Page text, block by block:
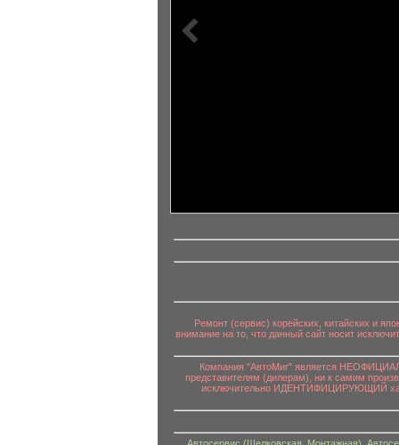
информационный контент
Ремонт (сервис) корейских, китайских и
внимание на то, что данный сайт носит
Компания "АвтоМиг" является
представителям (дилерам), ни к самим
исключительно ИДЕНТИФИЦИРУЮЩИЙ